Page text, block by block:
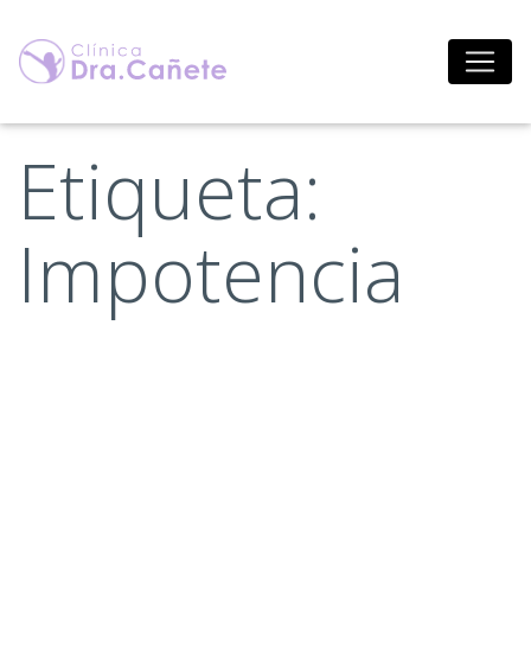
contenido
Etiqueta:
Impotencia